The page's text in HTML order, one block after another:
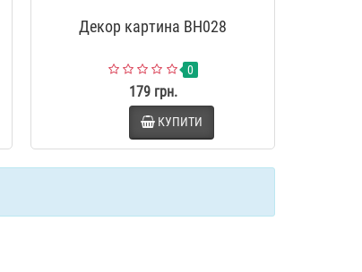
Декор картина BH028
0
179 грн.
КУПИТИ